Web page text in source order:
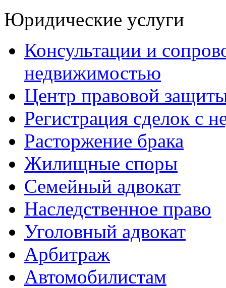
Юридические услуги
Консультации и
недвижимостью
Центр правовой
Регистрация сделок с
Расторжение брака
Жилищные споры
Семейный адвокат
Наследственное право
Уголовный адвокат
Арбитраж
Автомобилистам